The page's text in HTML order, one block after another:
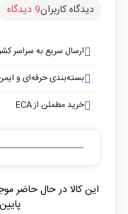
دیدگاه کاربران9 دیدگاه
ارسال سریع به سراسر
بسته‌بندی حرفه‌ای و
خرید مطمئن از ECA
این کالا در حال حاضر